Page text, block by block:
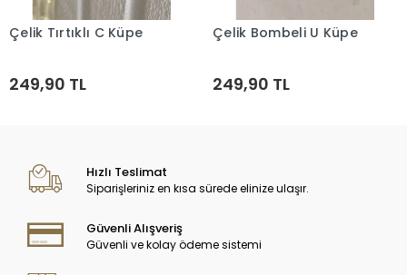
Sepete Ekle
Çelik Tırtıklı C Küpe
249,90 TL
Sepete Ekle
Çelik Bombeli U Küpe
249,90 TL
Hızlı Teslimat
Siparişleriniz en kısa sürede elinize ulaşır.
Güvenli Alışveriş
Güvenli ve kolay ödeme sistemi